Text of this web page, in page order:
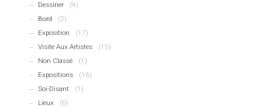
Dessiner
(9)
Bord
(2)
Exposition
(17)
Visite Aux Artistes
(15)
Non Classé
(1)
Expositions
(16)
Soi-Disant
(1)
Lieux
(6)